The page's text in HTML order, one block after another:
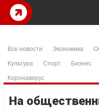
Все новости Экономика
Культура
Спорт Бизнес
Коронавирус
На